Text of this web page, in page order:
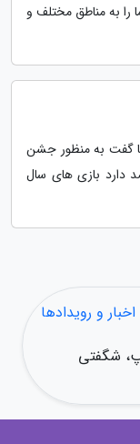
را به مناطق مختلف و
یوفا گفت به منظور جشن
دارد بازی های سال
اخبار و رویدادها
شگفتی